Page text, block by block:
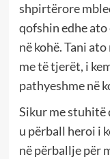
shpirtërore
qofshin edhe ato
në kohë. Tani
me të tjerët, i
pathyeshme në
Sikur me stuhitë
u përball heroi i
në përballje për